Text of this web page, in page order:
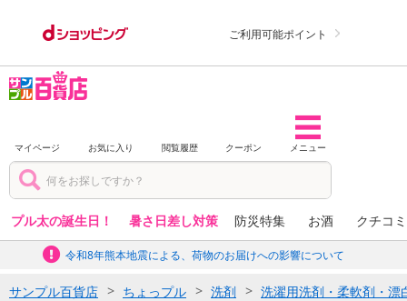
ご利用可能ポイント
マイページ お気に入り 閲覧履歴 クーポン メニュー
プル太の誕生日！ 暑さ日差し対策 防災特集 お酒 クチコ
令和8年熊本地震による、荷物のお届けへの影響について
サンプル百貨店 ちょっプル 洗剤 洗濯用洗剤・柔軟剤・漂